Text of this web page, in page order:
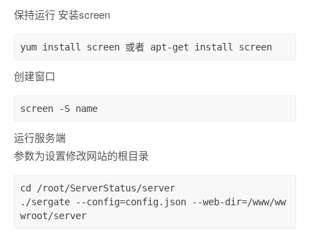
保持运行 安装screen
yum install screen 或者 apt-get install screen
创建窗口
screen -S name
运行服务端
参数为设置修改网站的根目录
cd
/root/ServerStatus/server
./sergate --config=config.json --web-dir=/www/ww